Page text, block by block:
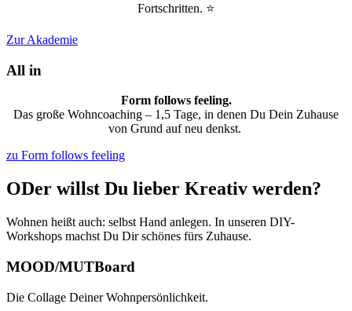
Fortschritten. ⭐
Zur Akademie
All in
Form follows feeling.
Das große Wohncoaching – 1,5 Tage, in denen Du Dein Zuhause
von Grund auf neu denkst.
zu Form follows feeling
ODer willst Du lieber Kreativ werden?
Wohnen heißt auch: selbst Hand anlegen. In unseren DIY-
Workshops machst Du Dir schönes fürs Zuhause.
MOOD/MUTBoard
Die Collage Deiner Wohnpersönlichkeit.